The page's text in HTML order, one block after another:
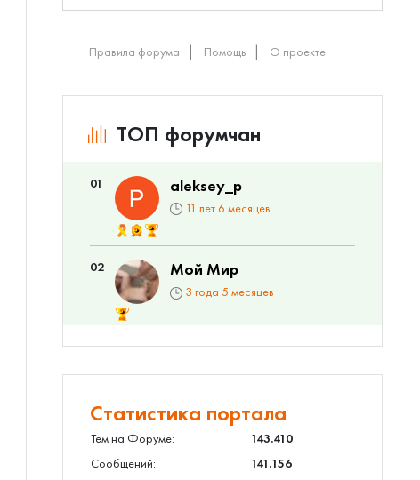
Правила форума Помощь О проекте
ТОП форумчан
01 aleksey_p
11 лет 6 месяцев
02 Мой Мир
3 года 5 месяцев
Статистика портала
Тем на Форуме:
143.410
Сообщений:
141.156